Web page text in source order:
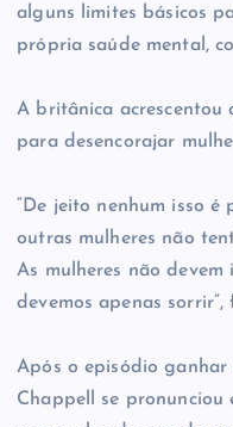
alguns limites básicos
própria saúde mental,
A britânica
para desencorajar
“De jeito nenhum isso
outras mulheres não
As mulheres não
devemos apenas sorrir”,
Após o episódio ganhar
Chappell se pronunciou